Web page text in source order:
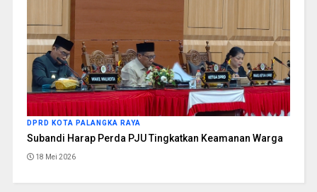
DPRD KOTA PALANGKA RAYA
Subandi Harap Perda PJU Tingkatkan Keamanan Warga
18 Mei 2026